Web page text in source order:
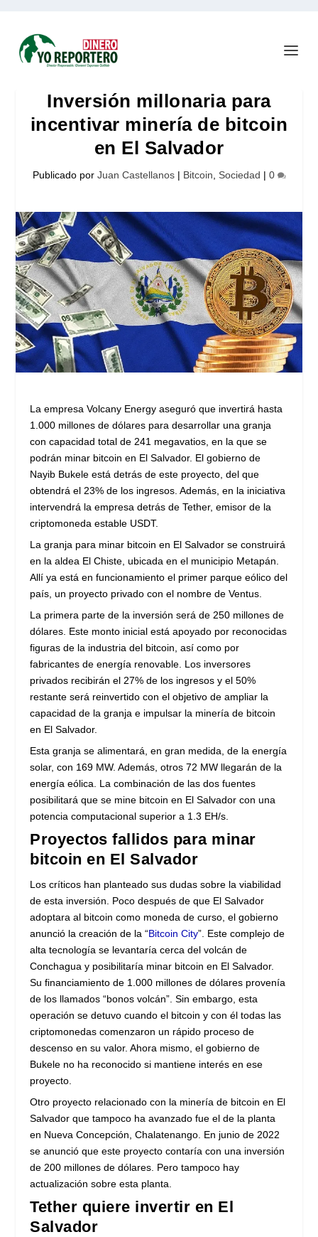
Inversión millonaria para
incentivar minería de bitcoin
en El Salvador
Publicado por Juan Castellanos| Bitcoin Sociedad | 0
La empresa Volcany Energy aseguró que invertirá hasta
1.000 millones de dólares para desarrollar una granja
con capacidad total de 241 megavatios, en la que se
podrán minar bitcoin en El Salvador. El gobierno de
Nayib Bukele está detrás de este proyecto, del que
obtendrá el 23% de los ingresos. Además, en la iniciativa
intervendrá la empresa detrás de Tether, emisor de la
criptomoneda estable USDT.
La granja para minar bitcoin en El Salvador se construirá
en la aldea El Chiste, ubicada en el municipio Metapán.
Allí ya está en funcionamiento el primer parque eólico del
país, un proyecto privado con el nombre de Ventus.
La primera parte de la inversión será de 250 millones de
dólares. Este monto inicial está apoyado por reconocidas
figuras de la industria del bitcoin, así como por
fabricantes de energía renovable. Los inversores
privados recibirán el 27% de los ingresos y el 50%
restante será reinvertido con el objetivo de ampliar la
capacidad de la granja e impulsar la minería de bitcoin
en El Salvador.
Esta granja se alimentará, en gran medida, de la energía
solar, con 169 MW. Además, otros 72 MW llegarán de la
energía eólica. La combinación de las dos fuentes
posibilitará que se mine bitcoin en El Salvador con una
potencia computacional superior a 1.3 EH/s.
Proyectos fallidos para minar
bitcoin en El Salvador
Los críticos han planteado sus dudas sobre la viabilidad
de esta inversión. Poco después de que El Salvador
adoptara al bitcoin como moneda de curso, el gobierno
anunció la creación de la “Bitcoin City”. Este complejo de
alta tecnología se levantaría cerca del volcán de
Conchagua y posibilitaría minar bitcoin en El Salvador.
Su financiamiento de 1.000 millones de dólares provenía
de los llamados “bonos volcán”. Sin embargo, esta
operación se detuvo cuando el bitcoin y con él todas las
criptomonedas comenzaron un rápido proceso de
descenso en su valor. Ahora mismo, el gobierno de
Bukele no ha reconocido si mantiene interés en ese
proyecto.
Otro proyecto relacionado con la minería de bitcoin en El
Salvador que tampoco ha avanzado fue el de la planta
en Nueva Concepción, Chalatenango. En junio de 2022
se anunció que este proyecto contaría con una inversión
de 200 millones de dólares. Pero tampoco hay
actualización sobre esta planta.
Tether quiere invertir en El
Salvador